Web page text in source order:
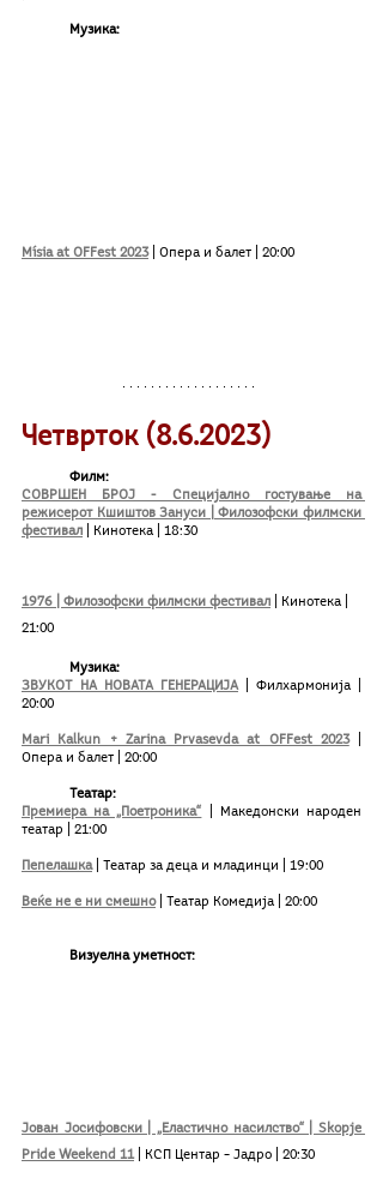
Музика:
Mísia at OFFest 2023 | Опера и балет | 20:00
Четврток (8.6.2023)
Филм:
СОВРШЕН БРОЈ - Специјално гостување на
режисерот Кшиштов Зануси | Филозофски филмски
фестивал
| Кинотека | 18:30
1976 | Филозофски филмски фестивал | Кинотека |
Музика:
ЗВУКОТ НА НОВАТА ГЕНЕРАЦИЈА | Филхармонија |
20:00
Mari Kalkun + Zarina Prvasevda at OFFest 2023 |
Опера и балет | 20:00
Театар:
Премиера на „Поетроника“ | Македонски народен
театар | 21:00
Пепелашка | Театар за деца и младинци | 19:00
Веќе не е ни смешно | Театар Комедија | 20:00
Визуелна уметност:
Јован Јосифовски | „Еластично насилство“ | Skopje
Pride Weekend 11 | КСП Центар – Јадро | 20:30